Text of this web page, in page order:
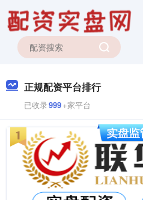
正规配资平台排行
已收录999+家平台